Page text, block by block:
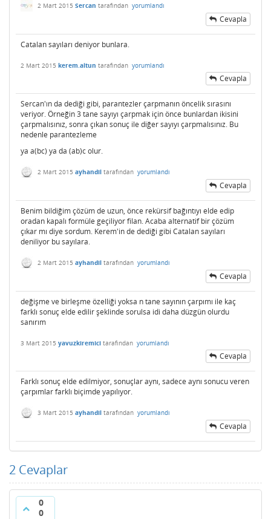
2 Mart 2015 Sercan tarafından yorumlandı
Cevapla
Catalan sayıları deniyor bunlara.
2 Mart 2015 kerem.altun tarafından yorumlandı
Cevapla
Sercan'ın da dediği gibi, parantezler çarpmanın öncelik sırasını
veriyor. Örneğin 3 tane sayıyı çarpmak için önce bunlardan ikisini
çarpmalısınız, sonra çıkan sonuç ile diğer sayıyı çarpmalısınız. Bu
nedenle parantezleme
ya a(bc) ya da (ab)c olur.
2 Mart 2015 ayhandil tarafından yorumlandı
Cevapla
Benim bildiğim çözüm de uzun, önce rekürsif bağıntıyı elde edip
oradan kapalı formüle geçiliyor filan. Acaba alternatif bir çözüm
çıkar mı diye sordum. Kerem'in de dediği gibi Catalan sayıları
deniliyor bu sayılara.
2 Mart 2015 ayhandil tarafından yorumlandı
Cevapla
değişme ve birleşme özelliği yoksa n tane sayının çarpımı ile kaç
farklı sonuç elde edilir şeklinde sorulsa idi daha düzgün olurdu
sanırım
3 Mart 2015 yavuzkiremici tarafından yorumlandı
Cevapla
Farklı sonuç elde edilmiyor, sonuçlar aynı, sadece aynı sonucu veren
çarpımlar farklı biçimde yapılıyor.
3 Mart 2015 ayhandil tarafından yorumlandı
Cevapla
2 Cevaplar
0
0